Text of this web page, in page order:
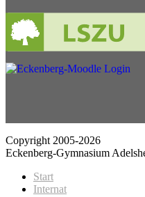
Copyright 2005-2026
Eckenberg-Gymnasium
Start
Internat